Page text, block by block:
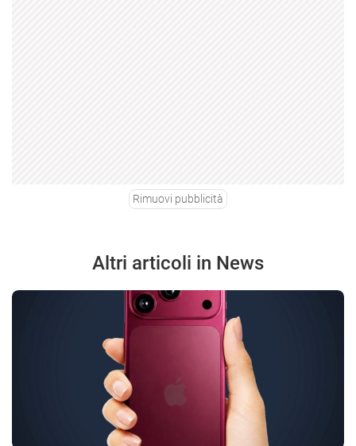
Rimuovi pubblicità
Altri articoli in News